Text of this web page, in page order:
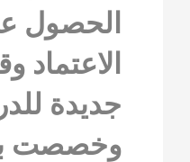
الحصول
الاعتماد
جديدة
وخصصت